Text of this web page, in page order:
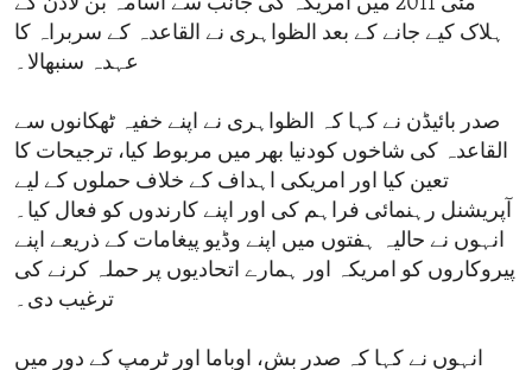
مئی 2011 میں امریکہ کی جانب سے اسامہ بن لادن کے
ہلاک کیے جانے کے بعد الظواہری نے القاعدہ کے سربراہ کا
عہدہ سنبھالا۔
صدر بائیڈن نے کہا کہ الظواہری نے اپنے خفیہ ٹھکانوں سے
القاعدہ کی شاخوں کودنیا بھر میں مربوط کیا، ترجیحات کا
تعین کیا اور امریکی اہداف کے خلاف حملوں کے لیے
آپریشنل رہنمائی فراہم کی اور اپنے کارندوں کو فعال کیا۔
انہوں نے حالیہ ہفتوں میں اپنے وڈیو پیغامات کے ذریعے اپنے
پیروکاروں کو امریکہ اور ہمارے اتحادیوں پر حملہ کرنے کی
ترغیب دی۔
انہوں نے کہا کہ صدر بش، اوباما اور ٹرمپ کے دور میں